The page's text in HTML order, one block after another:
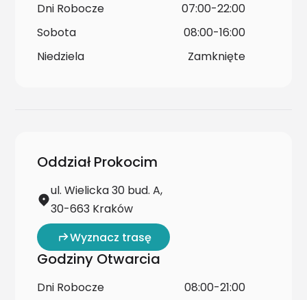
Dni Robocze
07:00-22:00
Sobota
08:00-16:00
Niedziela
Zamknięte
Oddział Prokocim
ul. Wielicka 30 bud. A,
30-663 Kraków
Wyznacz trasę
Godziny Otwarcia
Dni Robocze
08:00-21:00